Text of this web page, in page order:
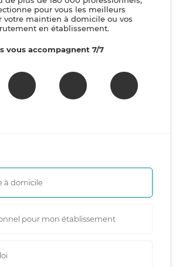
pour vous les meilleurs
votre maintien à domicile ou vos
en établissement.
vous accompagnent 7/7
à domicile
pour mon établissement